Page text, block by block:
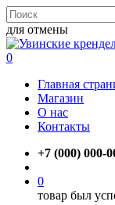
Skip
to
main
content
для отмены
Close
Search
account
0
Главная
Магазин
О нас
Контакты
+7 (000) 000-
0
товар был